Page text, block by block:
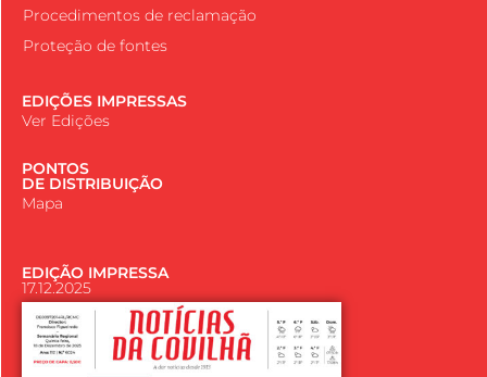
Procedimentos de reclamação
Proteção de fontes
EDIÇÕES IMPRESSAS
Ver Edições
PONTOS
DE DISTRIBUIÇÃO
Mapa
EDIÇÃO IMPRESSA
17.12.2025